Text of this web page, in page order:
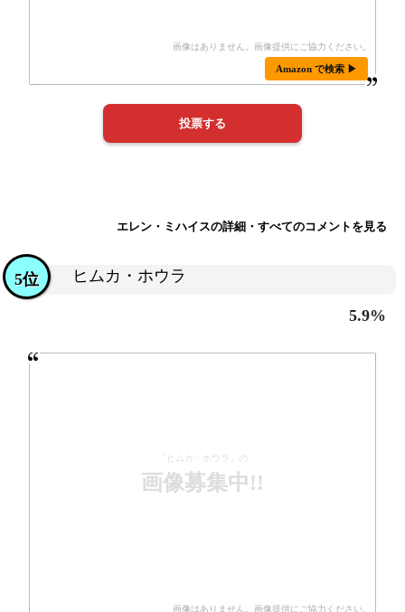
Amazon で検索 ▶
エレン・ミハイスの詳細・すべてのコメントを見る
ヒムカ・ホウラ
5位
5.9%
「ヒムカ・ホウラ」の
画像募集中!!